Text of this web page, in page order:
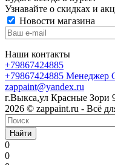
Узнавайте о скидках и
Новости магазина
Наши контакты
+79867424885
+79867424885 Менеджер
zappaint@yandex.ru
г.Выкса,ул Красные Зори
2026 © zappaint.ru - Всё
Найти
0
0